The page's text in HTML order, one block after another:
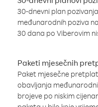
30-dnevni plan
međunarodnih poziva
30 dana po Viberovim
Paketi mjesečnih
Paket mjesečne
obavljanja
brojeve po niskim